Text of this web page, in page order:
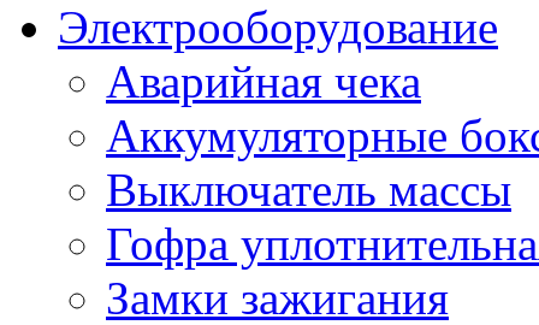
Электрооборудование
Аварийная чека
Аккумуляторные
Выключатель массы
Гофра
Замки зажигания